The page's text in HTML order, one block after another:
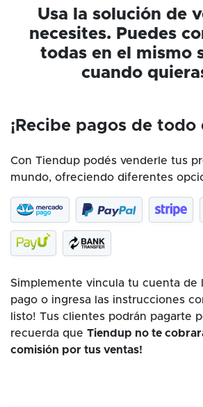
Usa la solución de
necesites. Puedes
todas en el mismo
cuando
¡Recibe pagos de todo
Con Tiendup podés venderle tus
mundo, ofreciendo diferentes
Simplemente vincula tu cuenta de
pago o ingresa las instrucciones
listo! Tus clientes podrán pagarte
recuerda que Tiendup no te
comisión por tus ventas!